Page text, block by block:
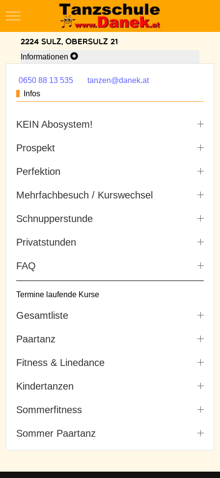
Mobile Menu Toggle
2224 Sulz, Obersulz 21
Informationen
0650 88 13 535
tanzen@danek.at
Infos
KEIN Abosystem!
Prospekt
Perfektion
Mehrfachbesuch / Kurswechsel
Schnupperstunde
Privatstunden
FAQ
Termine laufende Kurse
Gesamtliste
Paartanz
Fitness & Linedance
Kindertanzen
Sommerfitness
Sommer Paartanz